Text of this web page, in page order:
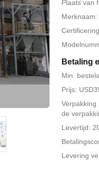
Plaats van
Merknaam:
Betaling
Min.
Prijs:
de
Levertijd:
Levering